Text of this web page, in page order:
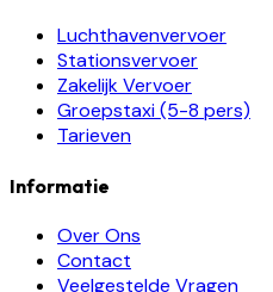
Luchthavenvervoer
Stationsvervoer
Zakelijk Vervoer
Groepstaxi (5-8 pers)
Tarieven
Informatie
Over Ons
Contact
Veelgestelde Vragen